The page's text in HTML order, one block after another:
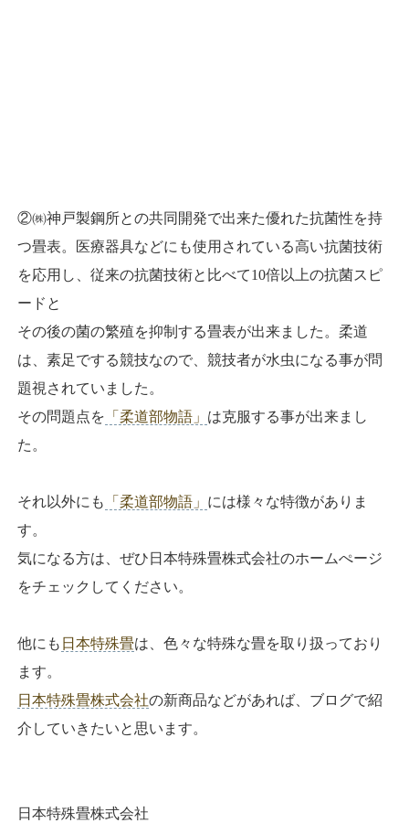
②㈱神戸製鋼所との共同開発で出来た優れた抗菌性を持
つ畳表。
医療器具などにも使用されている高い抗菌技術
を応用し、従来の抗菌技術と比べて10倍以上の抗菌スピ
ードと
その後の菌の繁殖を抑制する畳表が出来ました。柔道
は、素足でする競技なので、競技者が水虫になる事が問
題視されていました。
その問題点を 「柔道部物語」 は克服する事が出来まし
た。
それ以外にも 「柔道部物語」 には様々な特徴がありま
す。
気になる方は、ぜひ日本特殊畳株式会社のホームぺージ
をチェックしてください。
他にも 日本特殊畳は、色々な特殊な畳を取り扱っており
ます。
日本特殊畳株式会社の新商品などがあれば、ブログで紹
介していきたいと思います。
日本特殊畳株式会社